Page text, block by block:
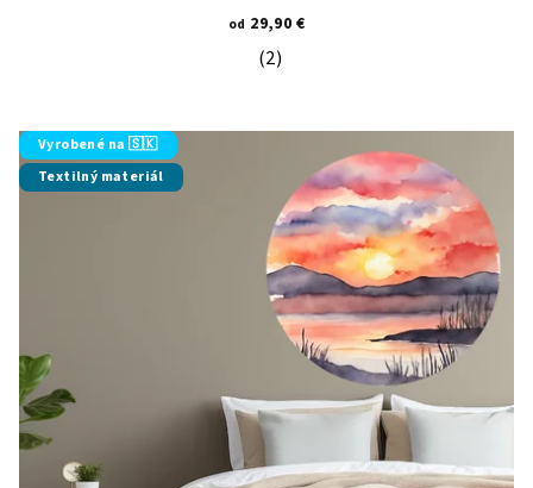
od 29,90 €
Priemerné hodnotenie produktu
(2)
Vyrobené na 🇸🇰
Textilný materiál